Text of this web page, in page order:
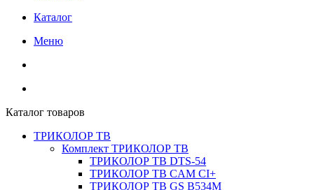
Каталог
Меню
Каталог товаров
ТРИКОЛОР ТВ
Комплект ТРИКОЛОР ТВ
ТРИКОЛОР ТВ DTS-54
ТРИКОЛОР ТВ CAM CI+
ТРИКОЛОР ТВ GS B534M